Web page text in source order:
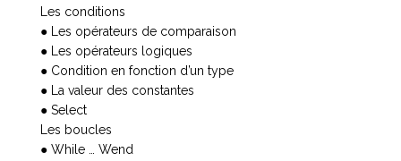
Les conditions
● Les opérateurs de comparaison
● Les opérateurs logiques
● Condition en fonction d’un type
● La valeur des constantes
● Select
Les boucles
● While … Wend